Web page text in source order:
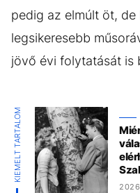
pedig az elmúlt öt,
legsikeresebb
jövő évi folytatását is
KIEMELT TARTALOM